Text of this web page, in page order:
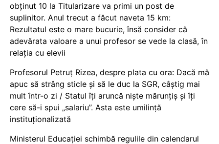
obținut 10 la Titularizare va primi un post de
suplinitor. Anul trecut a făcut naveta 15 km:
Rezultatul este o mare bucurie, însă consider că
adevărata valoare a unui profesor se vede la clasă, în
relația cu elevii
Profesorul Petruț Rizea, despre plata cu ora: Dacă mă
apuc să strâng sticle și să le duc la SGR, câștig mai
mult într-o zi / Statul îți aruncă niște mărunțiș și îți
cere să-i spui „salariu”. Asta este umilință
instituționalizată
Ministerul Educației schimbă regulile din calendarul